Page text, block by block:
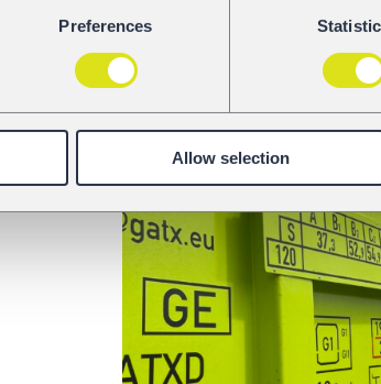
Preferences
Allow selection